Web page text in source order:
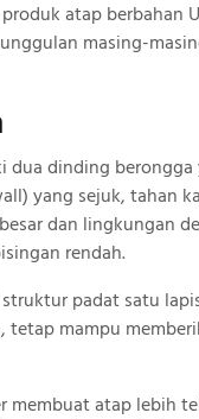
atap berbahan
masing-
dua dinding
yang sejuk, tahan
dan lingkungan
rendah.
padat satu
mampu
membuat atap lebih